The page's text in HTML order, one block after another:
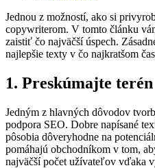
Jednou z možností, ako si
copywriterom. V tomto článku
zaistiť čo najväčší úspech.
najlepšie texty v čo najkratšom
1. Preskúmajte terén
Jedným z hlavných dôvodov
podpora SEO. Dobre napísané
pôsobia dôveryhodne na
pomáhajú obchodníkom v tom,
najväčší počet užívateľov vďaka